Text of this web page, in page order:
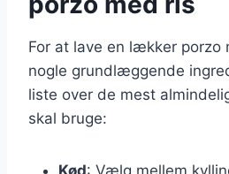
For at lave en lækker
nogle grundlæggende
liste over de mest
skal bruge:
Kød: Vælg mellem